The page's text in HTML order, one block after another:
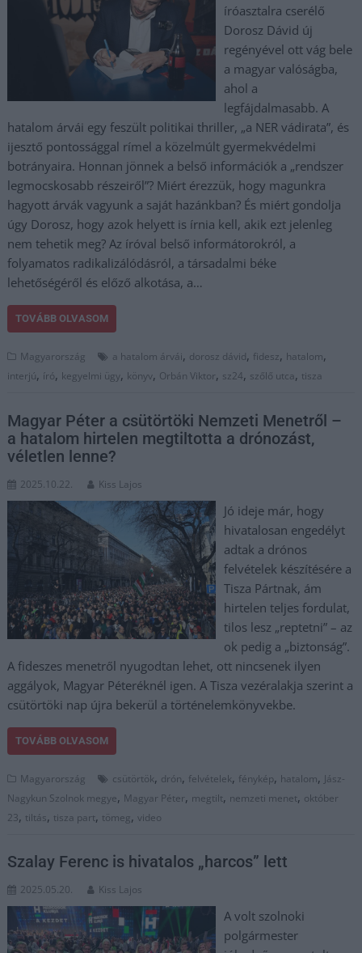
íróasztalra cserélő
Dorosz Dávid új
regényével ott vág bele
a magyar valóságba,
ahol a
legfájdalmasabb. A
hatalom árvái egy feszült politikai thriller, „a NER vádirata”, és
ijesztő pontossággal rímel a közelmúlt gyermekvédelmi
botrányaira. Honnan jönnek a belső információk a „rendszer
legmocskosabb részeiről”? Miért érezzük, hogy magunkra
hagyott árvák vagyunk a saját hazánkban? És miért gondolja
úgy Dorosz, hogy azok helyett is írnia kell, akik ezt jelenleg
nem tehetik meg? Az íróval belső informátorokról, a
folyamatos radikalizálódásról, a társadalmi béke
lehetőségéről és előző alkotása, a…
TOVÁBB OLVASOM
Magyarország a hatalom árvái, dorosz dávid, fidesz, hatalom,
interjú, író, kegyelmi ügy, könyv, Orbán Viktor, sz24, szőlő utca, tisza
Magyar Péter a csütörtöki Nemzeti Menetről –
a hatalom hirtelen megtiltotta a drónozást,
véletlen lenne?
2025.10.22. Kiss Lajos
Jó ideje már, hogy
hivatalosan engedélyt
adtak a drónos
felvételek készítésére a
Tisza Pártnak, ám
hirtelen teljes fordulat,
tilos lesz „reptetni” – az
ok pedig a „biztonság”.
A fideszes menetről nyugodtan lehet, ott nincsenek ilyen
aggályok, Magyar Péteréknél igen. A Tisza vezéralakja szerint a
csütörtöki nap újra bekerül a történelemkönyvekbe.
TOVÁBB OLVASOM
Magyarország csütörtök, drón, felvételek, fénykép, hatalom, Jász-
Nagykun Szolnok megye, Magyar Péter, megtilt, nemzeti menet, október
23, tiltás, tisza part, tömeg,video
Szalay Ferenc is hivatalos „harcos” lett
2025.05.20. Kiss Lajos
A volt szolnoki
polgármester